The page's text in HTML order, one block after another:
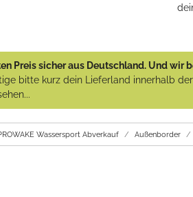
Preis sicher aus Deutschland. Und wir
bitte kurz dein Lieferland innerhalb
Wassersport Abverkauf Außenborder